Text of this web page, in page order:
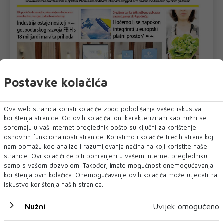
U novom broju pročitajte
Vijesti iz svijeta
Postavke kolačića
Ova web stranica koristi kolačiće zbog poboljšanja vašeg iskustva
korištenja stranice. Od ovih kolačića, oni karakterizirani kao nužni se
spremaju u vaš Internet preglednik pošto su ključni za korištenje
osnovnih funkcionalnosti stranice. Koristimo i kolačiće trećih strana koji
nam pomažu kod analize i razumijevanja načina na koji koristite naše
stranice. Ovi kolačići će biti pohranjeni u vašem Internet pregledniku
samo s vašom dozvolom. Također, imate mogućnost onemogućavanja
korištenja ovih kolačića. Onemogućavanje ovih kolačića može utjecati na
iskustvo korištenja naših stranica.
Nužni Uvijek omogućeno